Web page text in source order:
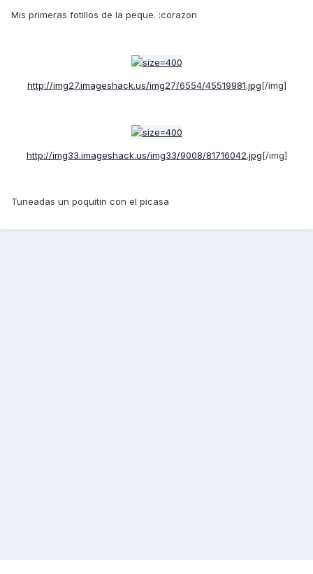
Mis primeras fotillos de la peque. :corazon
http://img27.imageshack.us/img27/6554/45519981.jpg[/img]
http://img33.imageshack.us/img33/9008/81716042.jpg[/img]
Tuneadas un poquitin con el picasa